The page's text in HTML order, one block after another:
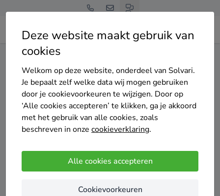
Deze website maakt gebruik van
cookies
Welkom op deze website, onderdeel van Solvari.
Je bepaalt zelf welke data wij mogen gebruiken
door je cookievoorkeuren te wijzigen. Door op
‘Alle cookies accepteren’ te klikken, ga je akkoord
met het gebruik van alle cookies, zoals
beschreven in onze cookieverklaring.
Alle cookies accepteren
Cookievoorkeuren
Home Warmtepomp
Gratis en vrijblijvend
Top 20 warmtepomp
installateurs in Beverwijk
Vergelijk offertes